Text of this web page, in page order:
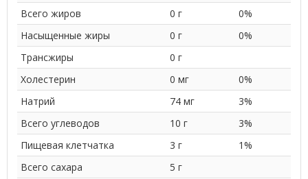
Всего жиров
0 г
0%
Насыщенные жиры
0 г
0%
Трансжиры
0 г
Холестерин
0 мг
0%
Натрий
74 мг
3%
Всего углеводов
10 г
3%
Пищевая клетчатка
3 г
1%
Всего сахара
5 г